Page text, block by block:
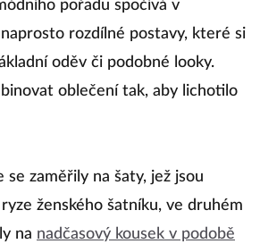
pořadu spočívá v
rozdílné postavy, které si
oděv či podobné looky.
oblečení tak, aby lichotilo
se zaměřily na šaty, jež jsou
ženského šatníku, ve druhém